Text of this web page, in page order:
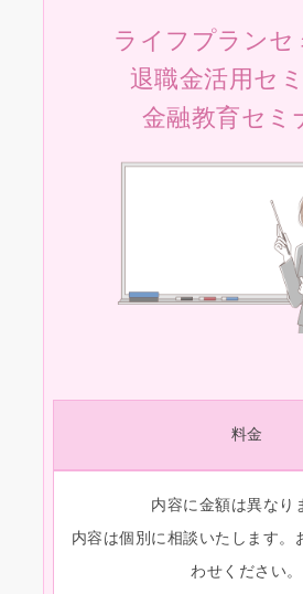
ライフプランセ
退職金活用セ
金融教育セミ
料金
内容に金額は異なり
内容は個別に相談いたします。
わせください。